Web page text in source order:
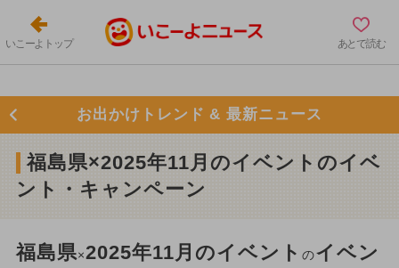
いこーよトップ あとで読む
お出かけトレンド & 最新ニュース
福島県×2025年11月のイベントのイベ
ント・キャンペーン
福島県×2025年11月のイベントのイベン